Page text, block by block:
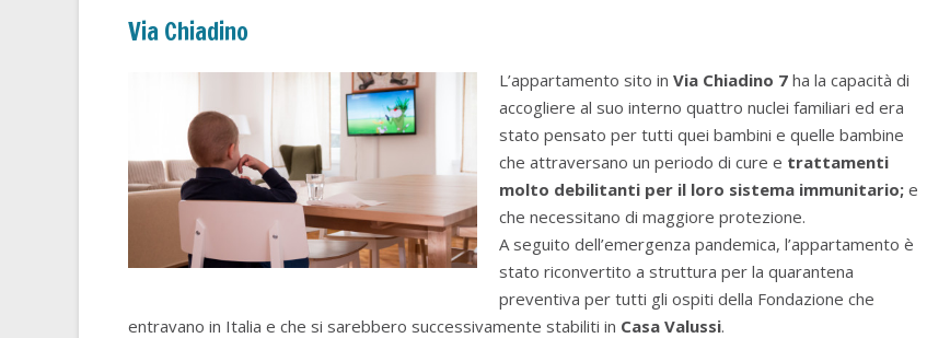
Via Chiadino
L’appartamento sito in Via Chiadino 7 ha la capacità di
accogliere al suo interno quattro nuclei familiari ed era
stato pensato per tutti quei bambini e quelle bambine
che attraversano un periodo di cure e trattamenti
molto debilitanti per il loro sistema immunitario; e
che necessitano di maggiore protezione.
A seguito dell’emergenza pandemica, l’appartamento è
stato riconvertito a struttura per la quarantena
preventiva per tutti gli ospiti della Fondazione che
entravano in Italia e che si sarebbero successivamente stabiliti in Casa Valussi.